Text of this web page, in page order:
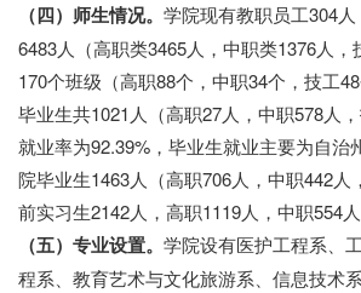
（四）师生情况。 学院现有教职员工304
6483人（高职类3465人，中职类1376人，
170个班级（高职88个，中职34个，技工48
毕业生共1021人（高职27人，中职578人
就业率为92.39% ，毕业生就业主要为自治
院毕业生1463人（高职706人，中职442人
前实习生2142人，高职1119人，中职554
（五）专业设置。 学院设有医护工程系、
程系、教育艺术与文化旅游系、信息技术